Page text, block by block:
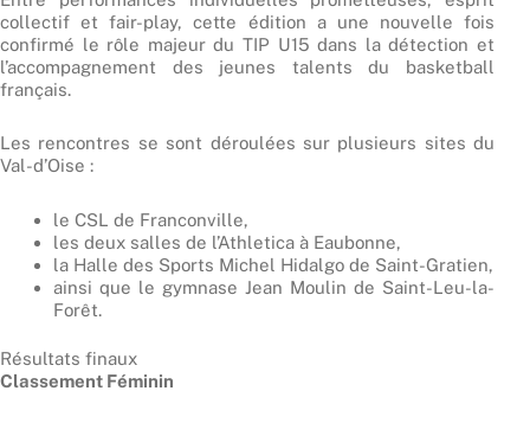
collectif et fair-play, cette édition a une nouvelle fois
confirmé le rôle majeur du TIP U15 dans la détection et
l’accompagnement des jeunes talents du basketball
français.
Les rencontres se sont déroulées sur plusieurs sites du
Val-d’Oise :
le CSL de Franconville,
les deux salles de l’Athletica à Eaubonne,
la Halle des Sports Michel Hidalgo de Saint-Gratien,
ainsi que le gymnase Jean Moulin de Saint-Leu-la-
Forêt.
Résultats finaux
Classement Féminin